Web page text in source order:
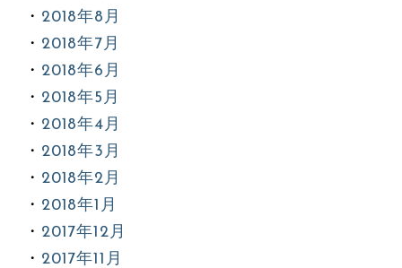
2018年8月
2018年7月
2018年6月
2018年5月
2018年4月
2018年3月
2018年2月
2018年1月
2017年12月
2017年11月